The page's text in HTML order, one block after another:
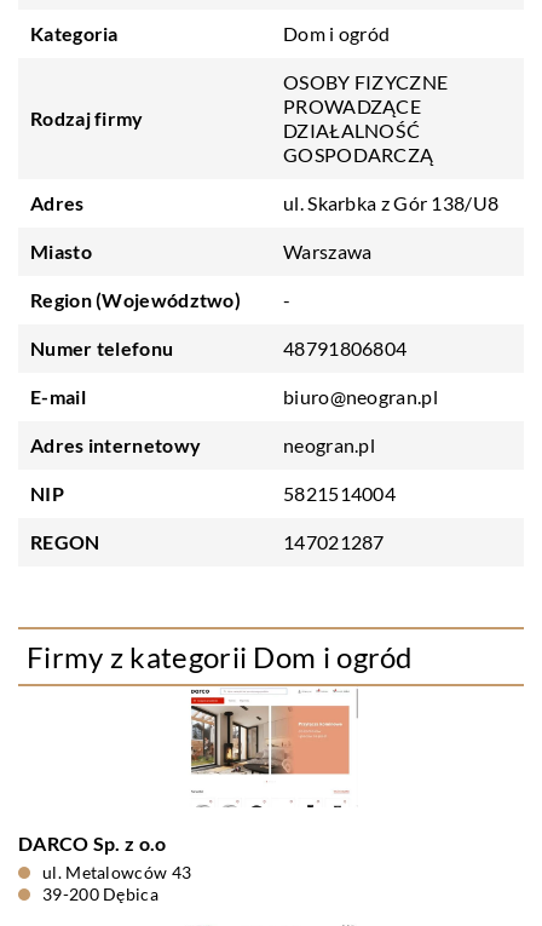
Kategoria Dom i ogród
Rodzaj firmy
OSOBY FIZYCZNE
PROWADZĄCE
DZIAŁALNOŚĆ
GOSPODARCZĄ
Adres ul. Skarbka z Gór 138/U8
Miasto Warszawa
Region (Województwo) -
Numer telefonu 48791806804
E-mail biuro@neogran.pl
Adres internetowy neogran.pl
NIP 5821514004
REGON 147021287
Firmy z kategorii Dom i ogród
DARCO Sp. z o.o
ul. Metalowców 43
39-200 Dębica